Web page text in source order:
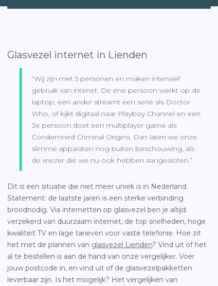
Glasvezel internet in Lienden
“Wij zijn met 5 personen en maken intensief
gebruik van intenet. De ene persoon werkt op de
laptop, een ander streamt een serie als Doctor
Who, of kijkt digitaal naar Playboy Channel en een
3e persoon doet een multiplayer game als
Condemned Criminal Origins. Dan laten we onze
slimme apparaten nog buiten beschouwing, als
de vriezer die we nu ook hebben aangesloten.”
Dit is een situatie die niet meer uniek is in Nederland.
Statement: de laatste jaren is een sterke verbinding
broodnodig. Via internetten op glasvezel ben je altijd
verzekerd van duurzaam internet, de top snelheden, hoge
kwaliteit TV en lage tarieven voor vaste telefonie. Hoe zit
het met de plannen van glasvezel Lienden? Vind uit of het
al te bestellen is aan de hand van onze vergelijker. Voer
jouw postcode in, en vind uit of de glasvezelpakketten
leverbaar zijn. Is het mogelijk? Het vergelijken van